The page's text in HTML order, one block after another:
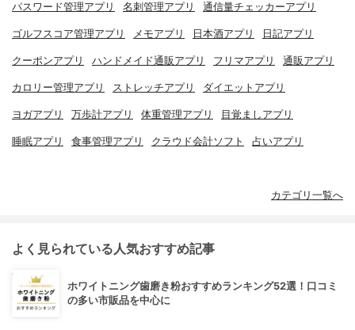
パスワード管理アプリ 名刺管理アプリ 通信量チェッカーアプリ
ゴルフスコア管理アプリ メモアプリ 日本酒アプリ 日記アプリ
クーポンアプリ ハンドメイド通販アプリ フリマアプリ 通販アプリ
カロリー管理アプリ ストレッチアプリ ダイエットアプリ
ヨガアプリ 万歩計アプリ 体重管理アプリ 目覚ましアプリ
睡眠アプリ 食事管理アプリ クラウド会計ソフト 占いアプリ
カテゴリ一覧へ
よく見られている人気おすすめ記事
ホワイトニング歯磨き粉おすすめランキング52選！口コミ
の多い市販品を中心に